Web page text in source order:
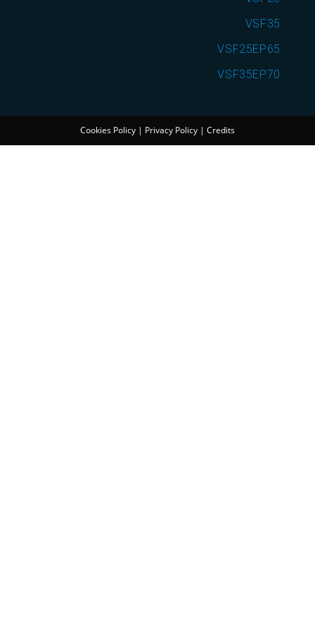
VSF35
VSF25EP65
VSF35EP70
Cookies Policy | Privacy Policy | Credits